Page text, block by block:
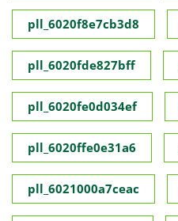
pll_6020f8e7cb3d8
pll_6020fde827bff
pll_6020fe0d034ef
pll_6020ffe0e31a6
pll_6021000a7ceac